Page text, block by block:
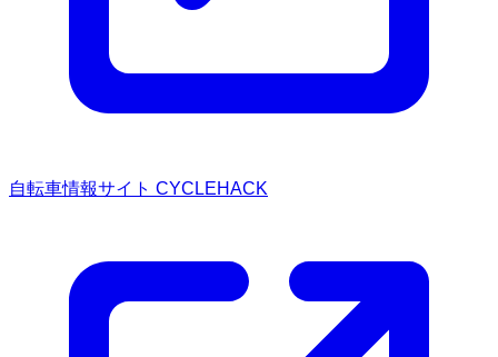
自転車情報サイト CYCLEHACK